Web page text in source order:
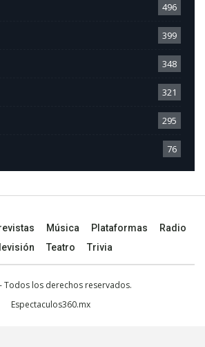
496
399
348
321
295
76
Música Plataformas
Radio
Teatro Trivia
Todos los derechos reservados.
Espectaculos360.mx